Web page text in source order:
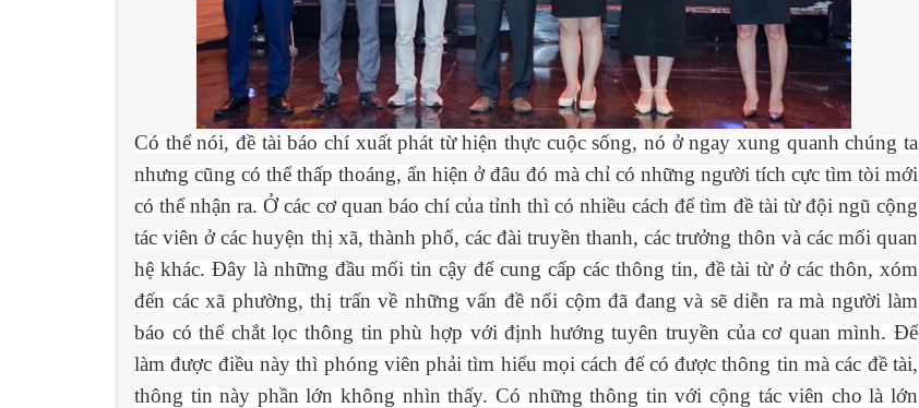
Có thể nói, đề tài báo chí xuất phát từ hiện thực cuộc sống, nó ở ngay xung quanh chúng ta
nhưng cũng có thể thấp thoáng, ẩn hiện ở đâu đó mà chỉ có những người tích cực tìm tòi mới
có thể nhận ra. Ở các cơ quan báo chí của tỉnh thì có nhiều cách để tìm đề tài từ đội ngũ cộng
tác viên ở các huyện thị xã, thành phố, các đài truyền thanh, các trưởng thôn và các mối quan
hệ khác. Đây là những đầu mối tin cậy để cung cấp các thông tin, đề tài từ ở các thôn, xóm
đến các xã phường, thị trấn về những vấn đề nổi cộm đã đang và sẽ diễn ra mà người làm
báo có thể chắt lọc thông tin phù hợp với định hướng tuyên truyền của cơ quan mình. Để
làm được điều này thì phóng viên phải tìm hiểu mọi cách để có được thông tin mà các đề tài,
thông tin này phần lớn không nhìn thấy. Có những thông tin với cộng tác viên cho là lớn